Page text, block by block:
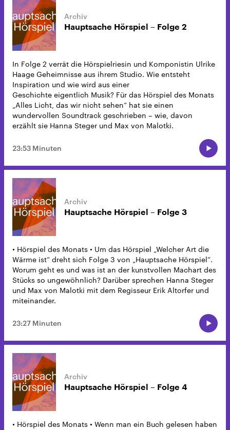
Hauptsache Hörspiel – Folge 2
In Folge 2 verrät die Hörspielriesin und Komponistin Ulrike
Haage Geheimnisse aus ihrem Studio. Wie entsteht
Inspiration und wie wird aus einer
Geschichte eigentlich Musik? Für das Hörspiel des Monats
„Alles Licht, das wir nicht sehen“ hat sie einen
wundervollen Soundtrack geschrieben – wie, davon
erzählt sie Hanna Steger und Max von Malotki.
23:53 Minuten
Hauptsache Hörspiel – Folge 3
• Hörspiel des Monats • Um das Hörspiel „Welcher Art die
Wärme ist“ dreht sich Folge 3 von „Hauptsache Hörspiel“.
Worum geht es und was ist an der kunstvollen Machart des
Stücks so ungewöhnlich? Darüber sprechen Hanna Steger
und Max von Malotki mit dem Regisseur Erik Altorfer und
miteinander.
23:27 Minuten
Hauptsache Hörspiel – Folge 4
• Hörspiel des Monats • Wenn man ein Buch gelesen haben